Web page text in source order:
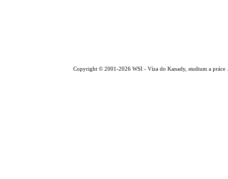
Copyright © 2001-2026 WSI - Víza do Kanady, studium a práce